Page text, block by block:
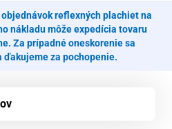
reflexných plachiet na
nákladu môže expedícia tovaru
Za prípadné oneskorenie sa
ďakujeme za pochopenie.